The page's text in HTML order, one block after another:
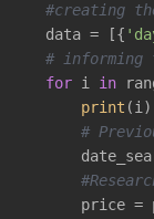
#creating
  data = [{
# informing
for i in
print
#
price